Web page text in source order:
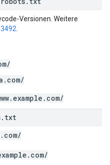
Versionen. Weitere
3492
. txt